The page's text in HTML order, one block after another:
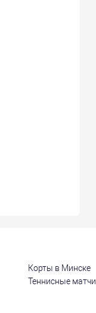
Корты в Минске
Теннисные матчи